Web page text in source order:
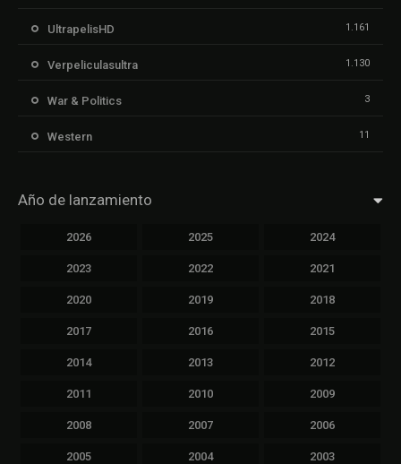
UltrapelisHD 1.161
Verpeliculasultra 1.130
War & Politics 3
Western 11
Año de lanzamiento
2026 2025 2024
2023 2022 2021
2020 2019 2018
2017 2016 2015
2014 2013 2012
2011 2010 2009
2008 2007 2006
2005 2004 2003